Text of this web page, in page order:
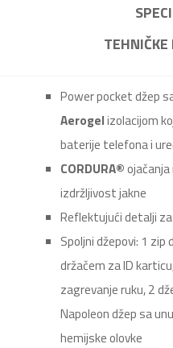
Power pocket džep
Aerogelizolacijom
baterije telefona i
CORDURA®
izdržljivost jakne
Reflektujući detalji
Spoljni džepovi: 1 zip
držačem za ID
zagrevanje ruku, 2
Napoleon džep sa
hemijske olovke